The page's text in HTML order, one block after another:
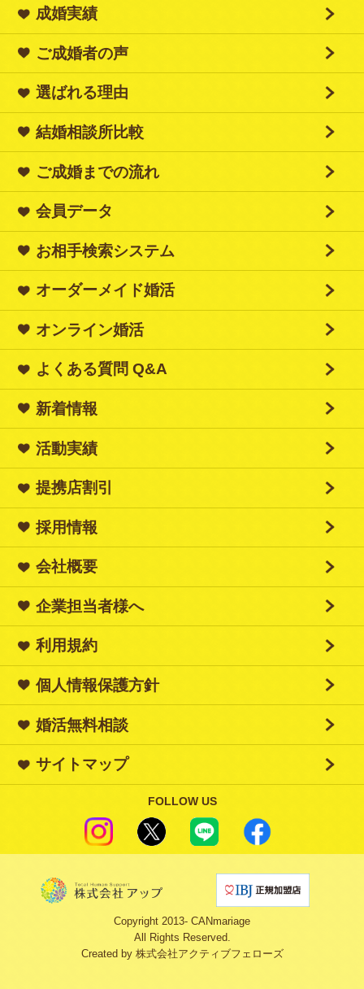
成婚実績
ご成婚者の声
選ばれる理由
結婚相談所比較
ご成婚までの流れ
会員データ
お相手検索システム
オーダーメイド婚活
オンライン婚活
よくある質問 Q&A
新着情報
活動実績
提携店割引
採用情報
会社概要
企業担当者様へ
利用規約
個人情報保護方針
婚活無料相談
サイトマップ
FOLLOW US
Copyright 2013‐ CANmariage
All Rights Reserved.
Created by株式会社アクティブフェローズ